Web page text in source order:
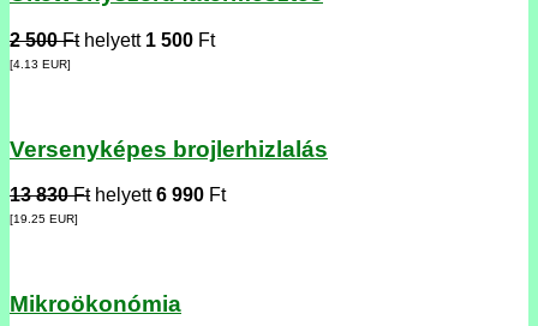
2 500 Fthelyett 1 500 Ft
[4.13 EUR]
Versenyképes brojlerhizlalás
13 830 Fthelyett6 990 Ft
[19.25 EUR]
Mikroökonómia